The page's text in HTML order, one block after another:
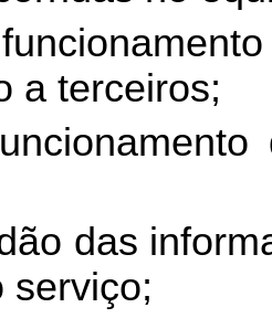
a terceiros;
das
serviço;